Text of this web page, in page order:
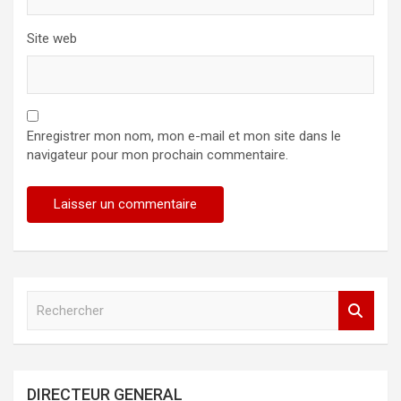
Site web
Enregistrer mon nom, mon e-mail et mon site dans le
navigateur pour mon prochain commentaire.
r
DIRECTEUR GENERAL